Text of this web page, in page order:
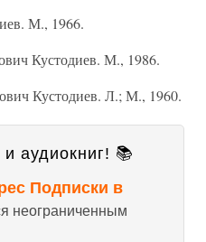
М., 1966.
Кустодиев. М., 1986.
Кустодиев. Л.; М., 1960.
аудиокниг! 📚
Подписки в
неограниченным